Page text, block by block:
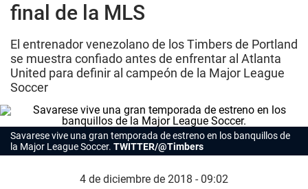
final de la MLS
El entrenador venezolano de los Timbers de Portland
se muestra confiado antes de enfrentar al Atlanta
United para definir al campeón de la Major League
Soccer
Savarese vive una gran temporada de estreno en los banquillos de
la Major League Soccer. TWITTER/@Timbers
4 de diciembre de 2018 - 09:02